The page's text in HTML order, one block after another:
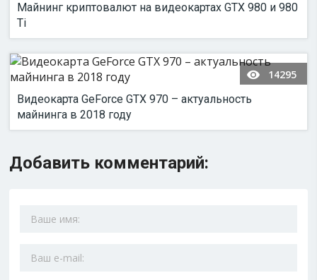
Майнинг криптовалют на видеокартах GTX 980 и 980
Ti
14295
Видеокарта GeForce GTX 970 – актуальность
майнинга в 2018 году
Добавить комментарий: